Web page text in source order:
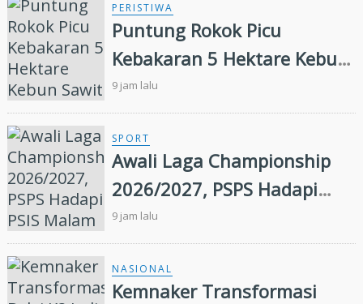
PERISTIWA
Puntung Rokok Picu
Kebakaran 5 Hektare Kebun
Sawit
9 jam lalu
SPORT
Awali Laga Championship
2026/2027, PSPS Hadapi
PSIS Malam Ini
9 jam lalu
NASIONAL
Kemnaker Transformasi